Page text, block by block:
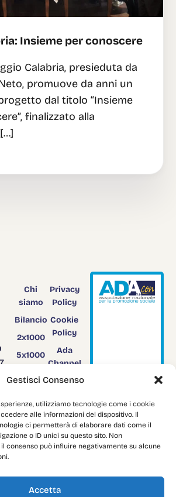
Gestisci Consenso
utilizziamo tecnologie come i cookie
alle informazioni del dispositivo. Il
ci permetterà di elaborare dati come il
o ID unici su questo sito. Non
consenso può influire negativamente su alcune
Accetta
Insieme per conoscere
Calabria, presieduta da
promuove da anni un
dal titolo “Insieme
finalizzato alla
Chi
siamo
Bilancio
2x1000
5x1000
5x1000
Privacy
Policy
Cookie
Policy
Ada
Channel
TV
Download
AdaNazionale